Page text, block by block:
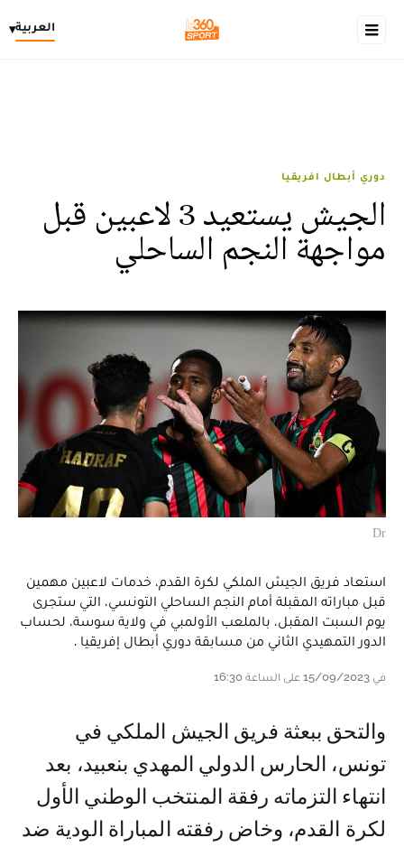
العربية▾
دوري أبطال افريقيا
الجيش يستعيد 3 لاعبين قبل
مواجهة النجم الساحلي
Dr
استعاد فريق الجيش الملكي لكرة القدم، خدمات لاعبين مهمين
قبل مباراته المقبلة أمام النجم الساحلي التونسي، التي ستجرى
يوم السبت المقبل، بالملعب الأولمبي في ولاية سوسة، لحساب
الدور التمهيدي الثاني من مسابقة دوري أبطال إفريقيا .
في 15/09/2023 على الساعة 16:30
والتحق ببعثة فريق الجيش الملكي في
تونس، الحارس الدولي المهدي بنعبيد، بعد
انتهاء التزماته رفقة المنتخب الوطني الأول
لكرة القدم، وخاض رفقته المباراة الودية ضد